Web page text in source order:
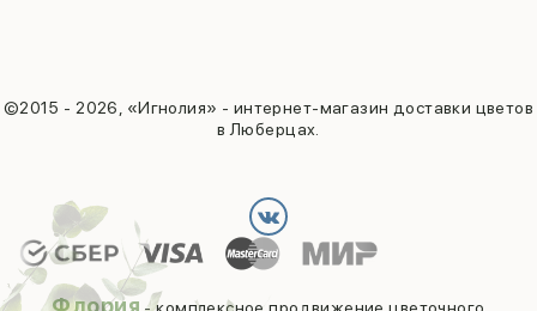
©2015 - 2026, «Игнолия» - интернет-магазин доставки цветов
в Люберцах.
Флория - комплексное продвижение цветочного